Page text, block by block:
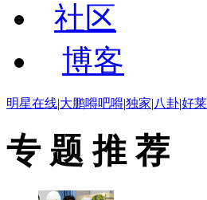
社区
博客
明星在线|大鹏嘚吧嘚|独家|八卦|好
专 题 推 荐